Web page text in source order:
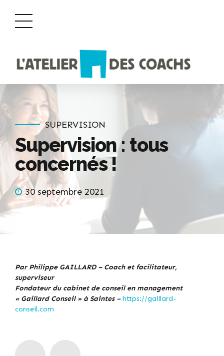
SUPERVISION
Supervision : tous
concernés !
30 septembre 2021
Par Philippe GAILLARD – Coach et facilitateur,
superviseur
Fondateur du cabinet de conseil en management
« Gaillard Conseil » à Saintes – https://gaillard-
conseil.com